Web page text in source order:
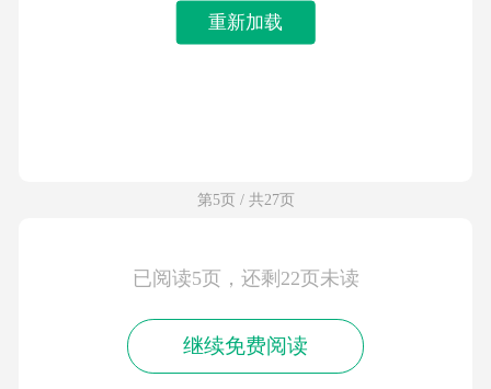
重新加载
第5页 / 共27页
已阅读5页，还剩22页未读
继续免费阅读